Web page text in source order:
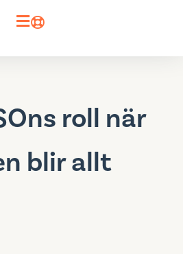
roll när
blir allt